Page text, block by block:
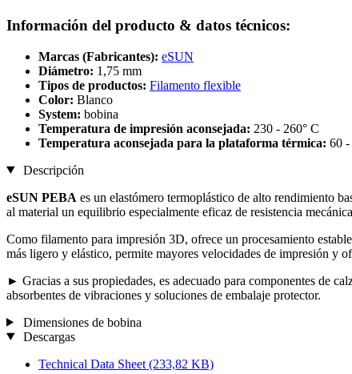
Información del producto & datos técnicos:
Marcas (Fabricantes): eSUN
Diámetro: 1,75 mm
Tipos de productos: Filamento flexible
Color: Blanco
System: bobina
Temperatura de impresión aconsejada: 230 - 260° C
Temperatura aconsejada para la plataforma térmica: 60 -
Descripción
eSUN PEBA es un elastómero termoplástico de alto rendimiento
al material un equilibrio especialmente eficaz de resistencia
Como filamento para impresión 3D, ofrece un procesamiento
más ligero y elástico, permite mayores velocidades de impresión y
► Gracias a sus propiedades, es adecuado para componentes de
absorbentes de vibraciones y soluciones de embalaje protector.
Dimensiones de bobina
Descargas
Technical Data Sheet (233,82 KB)